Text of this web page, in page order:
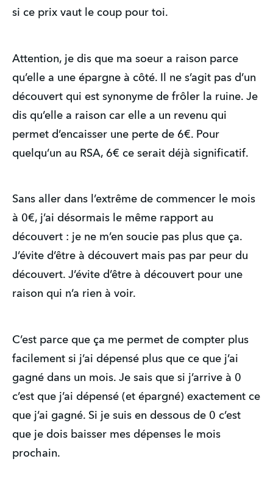
si ce prix vaut le coup pour toi.
Attention, je dis que ma soeur a raison parce
qu’elle a une épargne à côté. Il ne s’agit pas d’un
découvert qui est synonyme de frôler la ruine. Je
dis qu’elle a raison car elle a un revenu qui
permet d’encaisser une perte de 6€. Pour
quelqu’un au RSA, 6€ ce serait déjà significatif.
Sans aller dans l’extrême de commencer le mois
à 0€, j’ai désormais le même rapport au
découvert : je ne m’en soucie pas plus que ça.
J’évite d’être à découvert mais pas par peur du
découvert. J’évite d’être à découvert pour une
raison qui n’a rien à voir.
C’est parce que ça me permet de compter plus
facilement si j’ai dépensé plus que ce que j’ai
gagné dans un mois. Je sais que si j’arrive à 0
c’est que j’ai dépensé (et épargné) exactement ce
que j’ai gagné. Si je suis en dessous de 0 c’est
que je dois baisser mes dépenses le mois
prochain.